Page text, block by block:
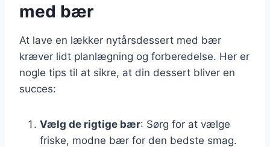
med bær
At lave en lækker nytårsdessert med bær
kræver lidt planlægning og forberedelse. Her er
nogle tips til at sikre, at din dessert bliver en
succes:
Vælg de rigtige bær: Sørg for at vælge
friske, modne bær for den bedste smag.